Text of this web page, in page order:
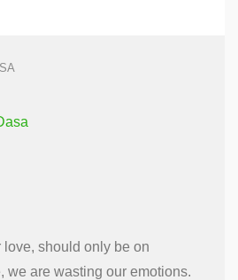
love, should only be on
we are wasting our emotions.